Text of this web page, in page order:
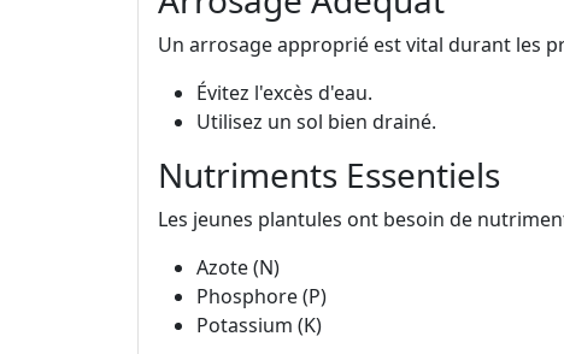
Un arrosage approprié est vital durant les
Évitez l'excès d'eau.
Utilisez un sol bien drainé.
Nutriments Essentiels
Les jeunes plantules ont besoin de
Azote (N)
Phosphore (P)
Potassium (K)